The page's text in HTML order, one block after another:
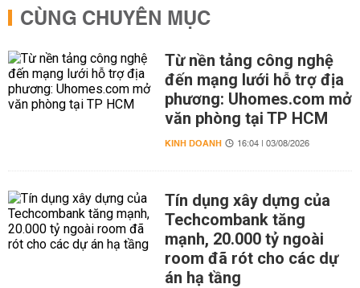
CÙNG CHUYÊN MỤC
Từ nền tảng công nghệ
đến mạng lưới hỗ trợ địa
phương: Uhomes.com mở
văn phòng tại TP HCM
KINH DOANH 16:04 | 03/08/2026
Tín dụng xây dựng của
Techcombank tăng
mạnh, 20.000 tỷ ngoài
room đã rót cho các dự
án hạ tầng